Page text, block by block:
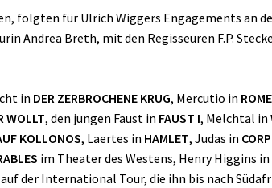
folgten für Ulrich Wiggers Engagements an
Andrea Breth, mit den Regisseuren F.P.
in DER ZERBROCHENE KRUG, Mercutio in
WOLLT, den jungen Faust in FAUST I, Melchtal in
KOLLONOS, Laertes in HAMLET, Judas in
im Theater des Westens, Henry Higgins in
der International Tour, die ihn bis nach